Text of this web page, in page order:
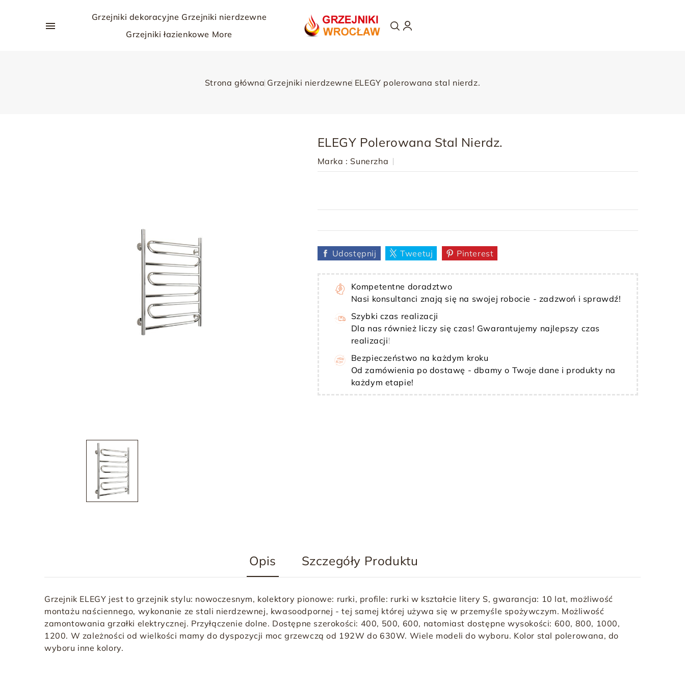

Grzejniki dekoracyjne Grzejniki nierdzewne
Grzejniki łazienkowe More
Strona główna Grzejniki nierdzewne ELEGY polerowana stal nierdz.
ELEGY Polerowana Stal Nierdz.
Marka : Sunerzha
Udostępnij Tweetuj Pinterest
Kompetentne doradztwo
Nasi konsultanci znają się na swojej robocie - zadzwoń i sprawdź!
Szybki czas realizacji
Dla nas również liczy się czas! Gwarantujemy najlepszy czas
realizacji!
Bezpieczeństwo na każdym kroku
Od zamówienia po dostawę - dbamy o Twoje dane i produkty na
każdym etapie!
Opis Szczegóły Produktu
Grzejnik ELEGY jest to grzejnik stylu: nowoczesnym, kolektory pionowe: rurki, profile: rurki w kształcie litery S, gwarancja: 10 lat, możliwość
montażu naściennego, wykonanie ze stali nierdzewnej, kwasoodpornej - tej samej której używa się w przemyśle spożywczym. Możliwość
zamontowania grzałki elektrycznej. Przyłączenie dolne. Dostępne szerokości: 400, 500, 600, natomiast dostępne wysokości: 600, 800, 1000,
1200. W zależności od wielkości mamy do dyspozycji moc grzewczą od 192W do 630W. Wiele modeli do wyboru. Kolor stal polerowana, do
wyboru inne kolory.